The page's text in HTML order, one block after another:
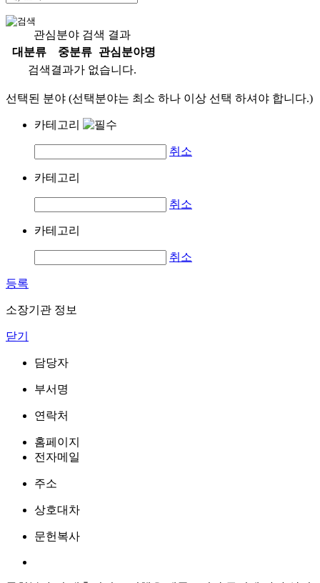
관심분야 검색 결과
대분류
중분류
관심분야명
검색결과가 없습니다.
선택된 분야 (선택분야는 최소 하나 이상 선택 하셔야 합니다.)
카테고리
취소
카테고리
취소
카테고리
취소
등록
소장기관 정보
닫기
담당자
부서명
연락처
홈페이지
전자메일
주소
상호대차
문헌복사